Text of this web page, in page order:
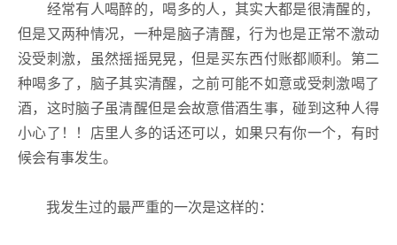
经常有人喝醉的，喝多的人，其实大都是很清醒的，
但是又两种情况，一种是脑子清醒，行为也是正常不激动
没受刺激，虽然摇摇晃晃，但是买东西付账都顺利。第二
种喝多了，脑子其实清醒，之前可能不如意或受刺激喝了
酒，这时脑子虽清醒但是会故意借酒生事，碰到这种人得
小心了！！店里人多的话还可以，如果只有你一个，有时
候会有事发生。
我发生过的最严重的一次是这样的：